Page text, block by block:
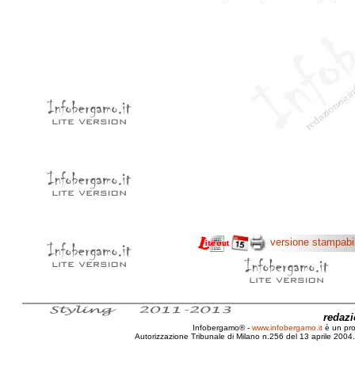
versione
Infobergamo® - www.infobergamo.it è un
Autorizzazione Tribunale di Milano n.256 del 13 aprile